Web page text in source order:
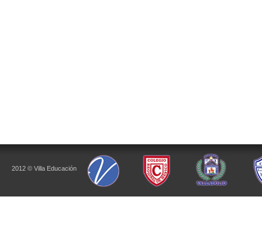
2012 © Villa Educación